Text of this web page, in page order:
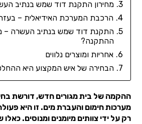
מחירון התקנת דוד שמש בנתיב
הרכבת המערכת האידיאלית –
התקנת דוד שמש בנתיב העשרה –
ההתקנה?
אחריות ומוצרים נלווים
הבחירה של איש המקצוע היא
ההקמה של בית מגורים חדש, דורשת
מערכות חימום והעברת מים. זו היא
רק על ידי צוותים מיומנים ומנוסים. כאלו